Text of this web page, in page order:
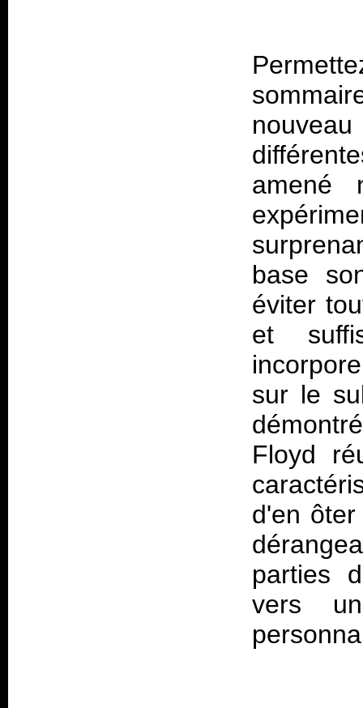
amené
base
éviter
et
sur le
Floyd
d'en
parties
vers